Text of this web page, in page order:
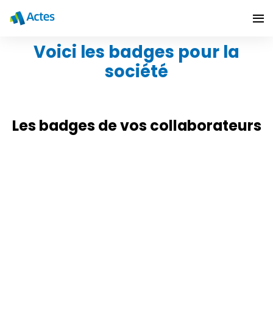
Voici les badges pour la
société
Les badges de vos collaborateurs